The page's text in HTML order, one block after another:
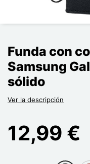
Funda con
Samsung
sólido
Ver la descripción
12,99 €